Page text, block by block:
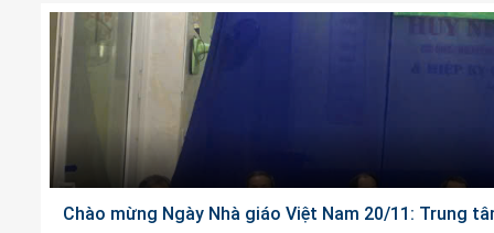
Chào mừng Ngày Nhà giáo Việt Nam 20/11: Trung